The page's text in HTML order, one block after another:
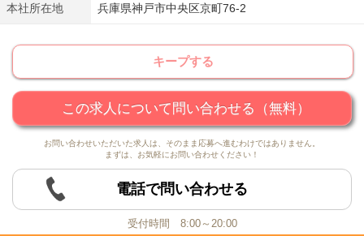
本社所在地 兵庫県神戸市中央区京町76-2
キープする
この求人について問い合わせる（無料）
お問い合わせいただいた求人は、そのまま応募へ進むわけではありません。
まずは、お気軽にお問い合わせください！
電話で問い合わせる
受付時間 8:00～20:00